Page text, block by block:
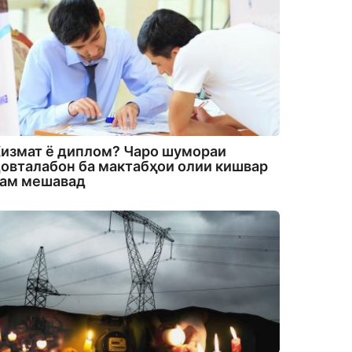
ё диплом? Чаро шумораи
ба мактабҳои олии кишвар
мешавад